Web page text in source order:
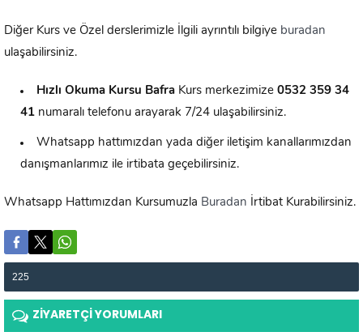
Diğer Kurs ve Özel derslerimizle İlgili ayrıntılı bilgiye buradan
ulaşabilirsiniz.
Hızlı Okuma Kursu Bafra Kurs merkezimize 0532 359 34
41 numaralı telefonu arayarak 7/24 ulaşabilirsiniz.
Whatsapp hattımızdan yada diğer iletişim kanallarımızdan
danışmanlarımız ile irtibata geçebilirsiniz.
Whatsapp Hattımızdan Kursumuzla Buradan İrtibat Kurabilirsiniz.
225
ZİYARETÇİ YORUMLARI